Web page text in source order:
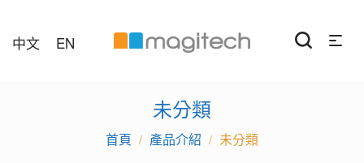
中文 EN
未分類
/ 產品介紹 / 未分類